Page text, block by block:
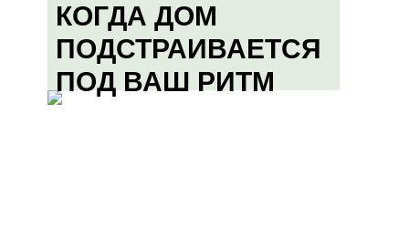
КОГДА ДОМ
ПОДСТРАИВАЕТСЯ
ПОД ВАШ РИТМ